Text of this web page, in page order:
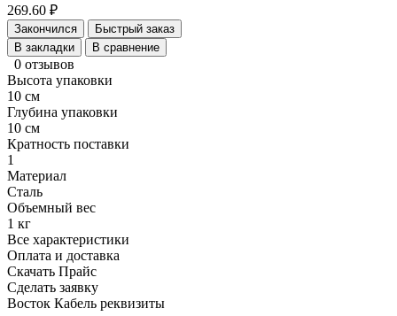
269.60 ₽
Закончился
Быстрый заказ
В закладки
В сравнение
0 отзывов
Высота упаковки
10 см
Глубина упаковки
10 см
Кратность поставки
1
Материал
Сталь
Объемный вес
1 кг
Все характеристики
Оплата и доставка
Скачать Прайс
Сделать заявку
Восток Кабель реквизиты